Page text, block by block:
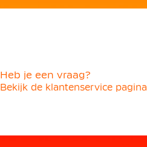
Heb je een vraag?
Bekijk de klantenservice pagina